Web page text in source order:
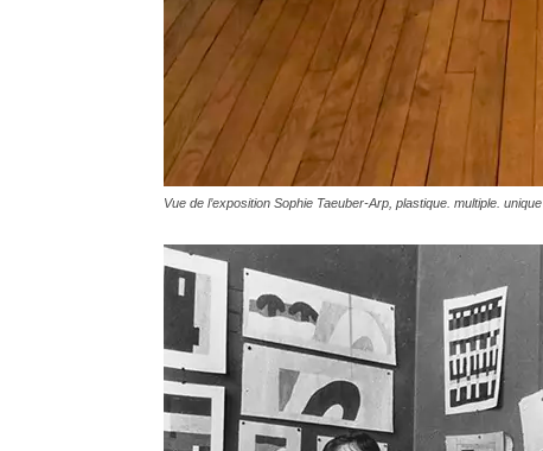
Vue de l’exposition Sophie Taeuber-Arp, plastique. multiple. unique